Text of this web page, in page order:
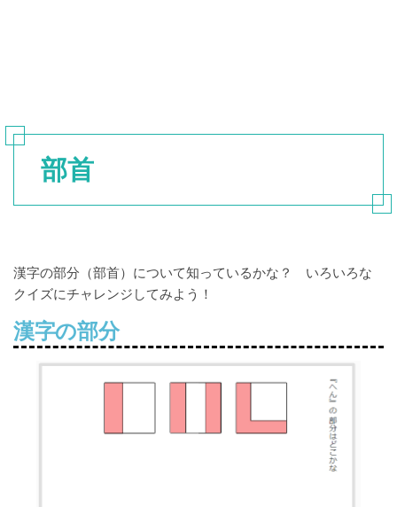
部首
漢字の部分（部首）について知っているかな？ いろいろな
クイズにチャレンジしてみよう！
漢字の部分